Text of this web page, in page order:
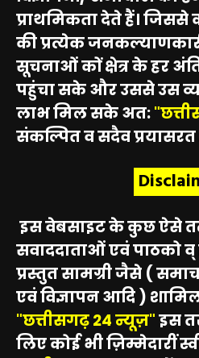
प्राथमिकता देते हैं।
की प्रत्येक
सूचनाओं कों क्षेत्र के हर
पहुंचा सके और उससे उस
लाभ मिल सके अत:
संकल्पित व सदैव प्रयासरत
इस वेबसाइट के कुछ ऐसे
सवाददाताओं एवं पाठको व्
प्रस्तुत सामग्री जैसे (
एवं विज्ञापन आदि )
"छत्तीसगढ़ 24 न्यूज़"इस
लिए कोई भी ज़िम्मेदारीं